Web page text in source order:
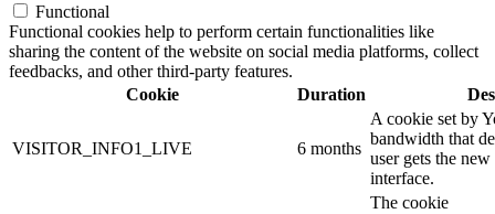
Functional
Functional cookies help to perform certain functionalities like
sharing the content of the website on social media platforms, collect
feedbacks, and other third-party features.
Cookie
Duration
VISITOR_INFO1_LIVE 6 months
A cookie set by
bandwidth that
user gets the
interface.
The cookie